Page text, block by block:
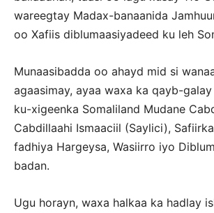
wareegtay Madax-banaanida
oo Xafiis diblumaasiyadeed ku leh
Munaasibadda oo ahayd mid si
agaasimay, ayaa waxa ka qayb-
ku-xigeenka Somaliland Mudane
Cabdillaahi Ismaaciil (Saylici),
fadhiya Hargeysa, Wasiirro iyo
badan.
Ugu horayn, waxa halkaa ka hadlay